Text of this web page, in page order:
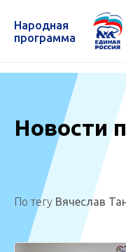
Народная
программа
Новости
По тегу Вячеслав